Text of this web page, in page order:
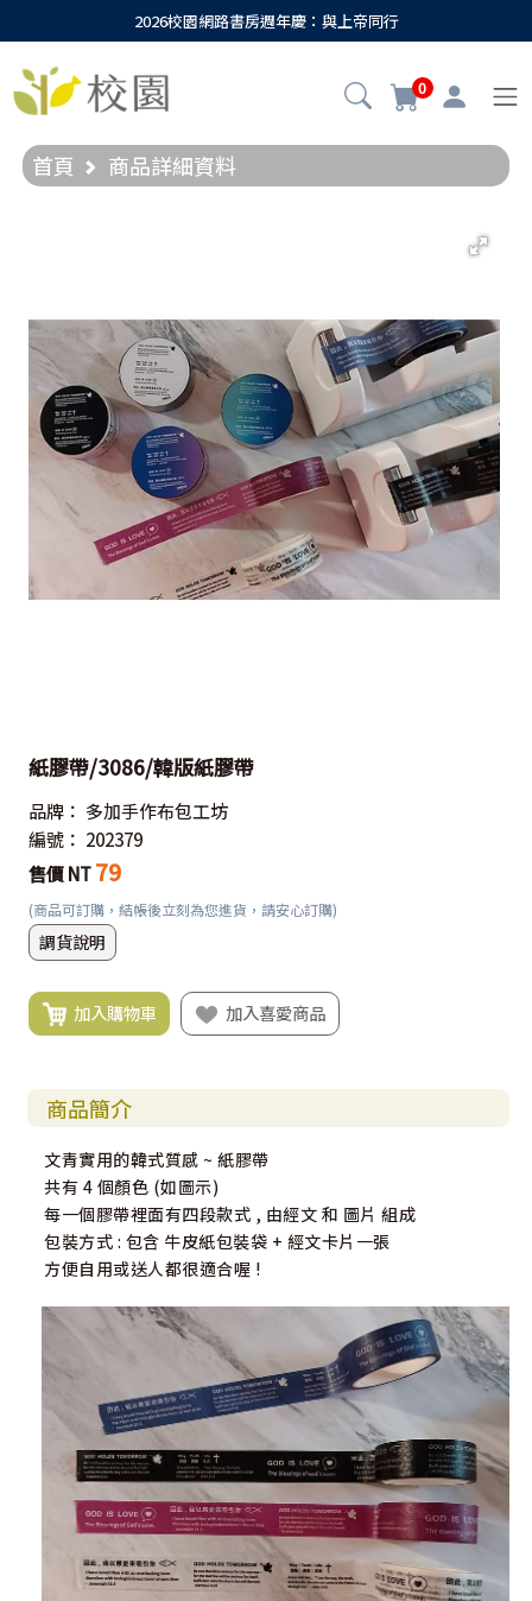
2026校園網路書房週年慶：與上帝同行
0
首頁 商品詳細資料
紙膠帶/3086/韓版紙膠帶
品牌： 多加手作布包工坊
編號： 202379
售價 NT 79
(商品可訂購，結帳後立刻為您進貨，請安心訂購)
調貨說明
加入購物車 加入喜愛商品
商品簡介
文青實用的韓式質感 ~ 紙膠帶
共有 4 個顏色 (如圖示)
每一個膠帶裡面有四段款式 , 由經文 和 圖片 組成
包裝方式 : 包含 牛皮紙包裝袋 + 經文卡片一張
方便自用或送人都很適合喔 !